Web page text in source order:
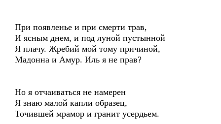
При появленье и при смерти трав,
И ясным днем, и под луной пустынной
Я плачу. Жребий мой тому причиной,
Мадонна и Амур. Иль я не прав?
Но я отчаиваться не намерен
Я знаю малой капли образец,
Точившей мрамор и гранит усердьем.